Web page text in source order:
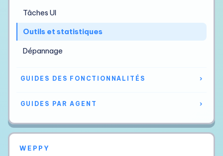
Tâches UI
Outils et statistiques
Dépannage
GUIDES DES FONCTIONNALITÉS ›
GUIDES PAR AGENT ›
WEPPY